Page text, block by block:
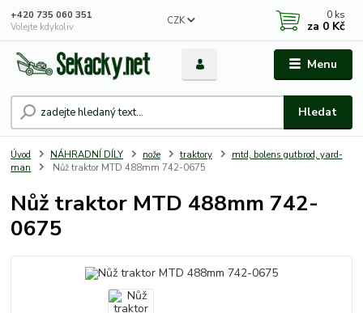
Menu
CZK
Hledat
+420 735 060 351
Volejte kdykoliv
0 ks
za 0 Kč
Úvod NÁHRADNÍ DÍLY nože traktory
mtd, bolens gutbrod, yard-
man
Nůž traktor MTD 488mm 742-0675
Nůž traktor MTD 488mm 742-
0675